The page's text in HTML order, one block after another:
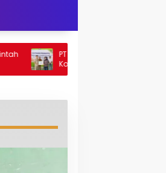
PT Generasi Agung Perkasa Buktikan
Komitmen Sosial, Salurkan PPM Rp859,4
Juta untuk Masyarakat Lingkar